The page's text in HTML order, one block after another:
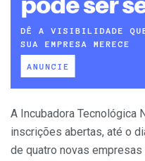
A Incubadora Tecnológica
inscrições abertas, até o
de quatro novas